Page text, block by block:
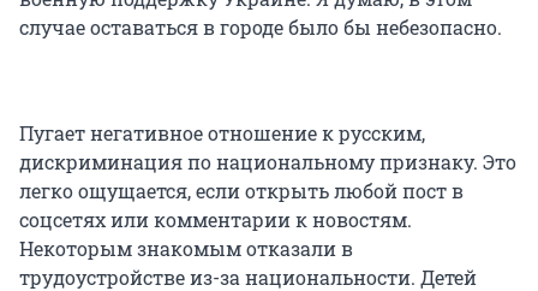
случае оставаться в городе было бы небезопасно.
Пугает негативное отношение к русским,
дискриминация по национальному признаку. Это
легко ощущается, если открыть любой пост в
соцсетях или комментарии к новостям.
Некоторым знакомым отказали в
трудоустройстве из-за национальности. Детей